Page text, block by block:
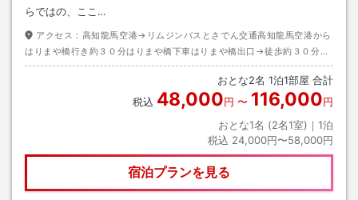
らではの、ここ…
アクセス： 高知龍馬空港→リムジンバスとさでん交通高知龍馬空港から
はりまや橋行き約３０分はりまや橋下車はりまや橋出口→徒歩約３０分ま
たはタクシー約１０分
おとな2名 1泊1部屋 合計
税込 48,000円 〜 116,000円
おとな1名 (2名1室)｜ 1泊
税込 24,000円〜58,000円
宿泊プランを見る